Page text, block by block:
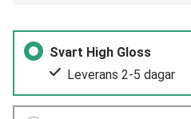
Svart High Gloss
Leverans 2-5 dagar